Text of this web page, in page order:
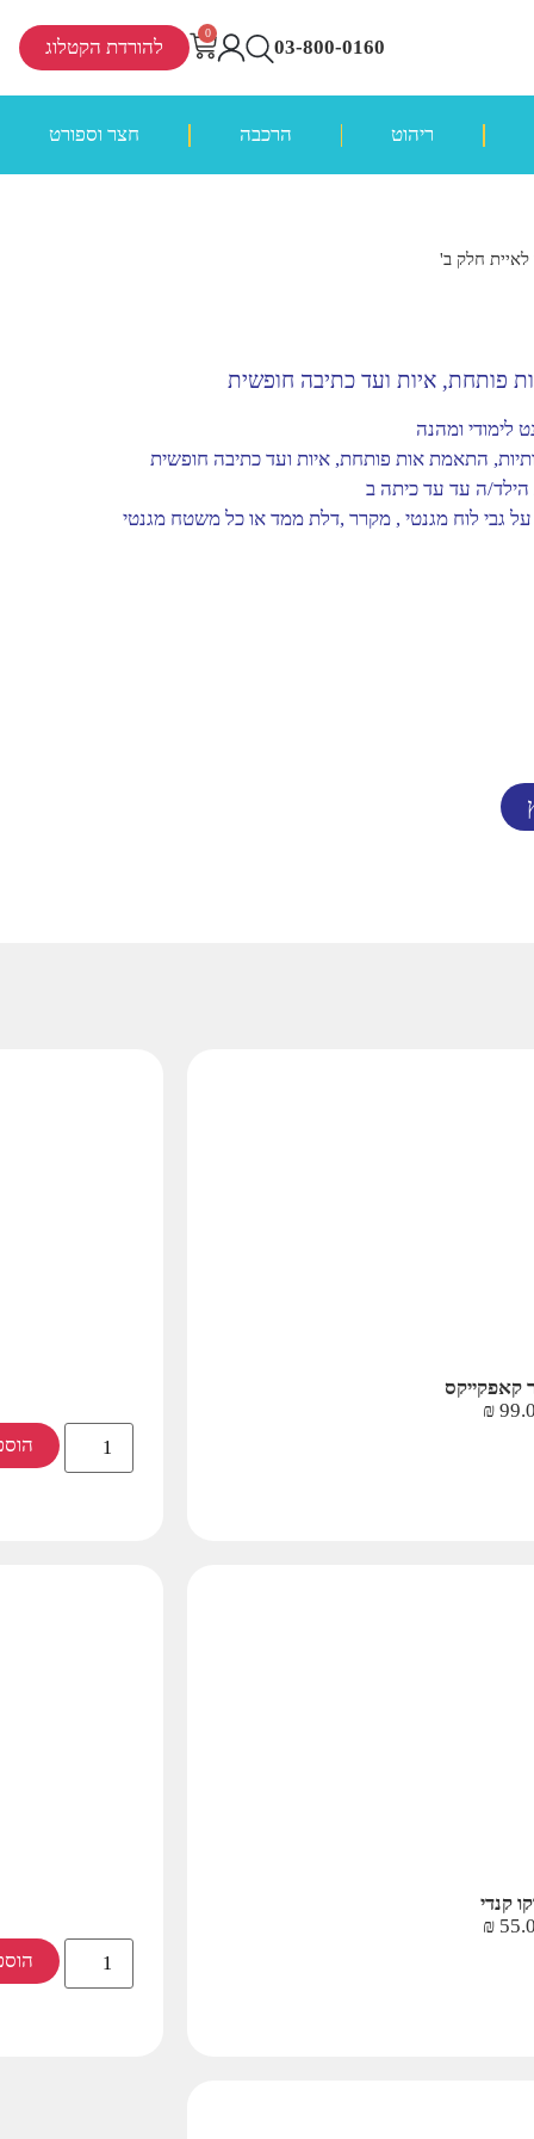
03-800-0160
0
להורדת הקטלוג
ריהוט הרכבה חצר וספורט
חלק ב'
פותחת, איות ועד כתיבה חופשית
ומהנה
התאמת אות פותחת, איות ועד כתיבה חופשית
גבי לוח מגנטי , מקרר ,דלת ממד או כל משטח מגנטי
קאפקייקס
₪
קנדי
₪